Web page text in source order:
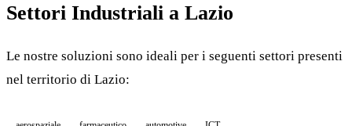
Settori Industriali a Lazio
Le nostre soluzioni sono ideali per i seguenti settori presenti
nel territorio di Lazio: